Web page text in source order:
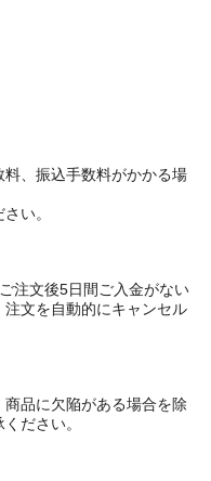
、振込手数料がかかる場
い。
注文後5日間ご入金がない
文を自動的にキャンセル
品に欠陥がある場合を除
ださい。